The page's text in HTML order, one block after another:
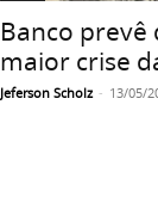
Banco prevê
maior crise
Jeferson Scholz - 13/05/